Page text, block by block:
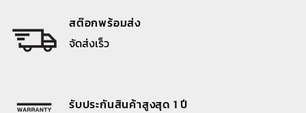
สต๊อกพร้อมส่ง
จัดส่งเร็ว
รับประกันสินค้าสูงสุด 1 ปี